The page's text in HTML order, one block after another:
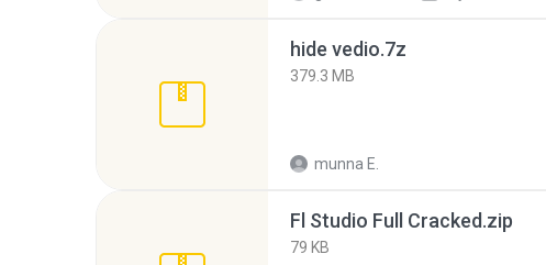
hide vedio.7z
379.3 MB
munna E.
Fl Studio Full Cracked.zip
79 KB